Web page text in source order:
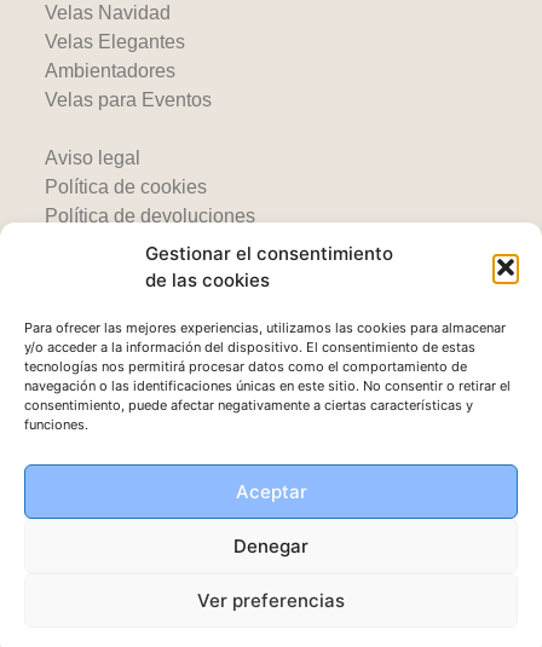
Gestionar el consentimiento
de las cookies
Para ofrecer las mejores experiencias, utilizamos las cookies para almacenar
y/o acceder a la información del dispositivo. El consentimiento de estas
tecnologías nos permitirá procesar datos como el comportamiento de
navegación o las identificaciones únicas en este sitio. No consentir o retirar el
consentimiento, puede afectar negativamente a ciertas características y
funciones.
Aceptar
Denegar
Ver preferencias
Velas Navidad
Velas Elegantes
Ambientadores
Velas para Eventos
Aviso legal
Política de cookies
Política de devoluciones
© 2025 Candles by Emma